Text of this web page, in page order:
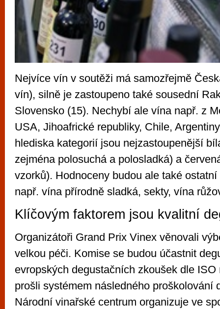
Nejvíce vín v soutěži má samozřejmě
vín), silně je zastoupeno také sousední
Slovensko (15). Nechybí ale vína např. z
USA, Jihoafrické republiky, Chile,
hlediska kategorií jsou nejzastoupenější
zejména polosuchá a polosladká) a
vzorků). Hodnoceny budou ale také
např. vína přírodně sladká, sekty, vína
Klíčovým faktorem jsou kvalitní
Organizátoři Grand Prix Vinex věnovali
velkou péči. Komise se budou účastnit
evropských degustačních zkoušek dle ISO
prošli systémem následného proškolování
Národní vinařské centrum organizuje ve